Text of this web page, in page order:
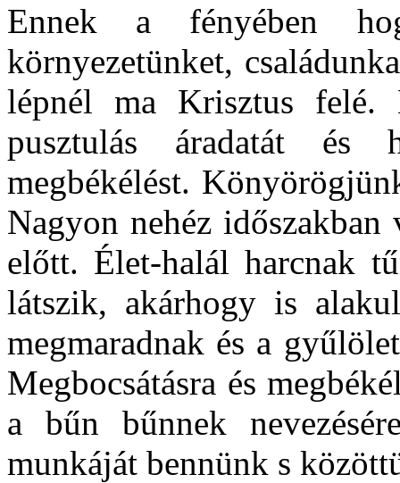
Ennek a fényében
környezetünket,
lépnél ma Krisztus
pusztulás áradatát és
megbékélést.
Nagyon nehéz
előtt. Élet-halál harcnak
látszik, akárhogy is
megmaradnak és a
Megbocsátásra és
a bűn bűnnek
munkáját bennünk s